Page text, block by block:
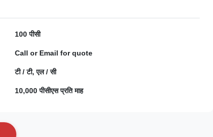
100 पीसी
Call or Email for quote
टी / टी, एल / सी
10,000 पीसीएस प्रति माह